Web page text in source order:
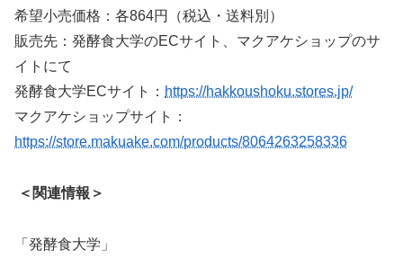
希望小売価格：各864円（税込・送料別）
販売先：発酵食大学のECサイト、マクアケショップのサ
イトにて
発酵食大学ECサイト： https://hakkoushoku.stores.jp/
マクアケショップサイト：
https://store.makuake.com/products/8064263258336
＜関連情報＞
「発酵食大学」